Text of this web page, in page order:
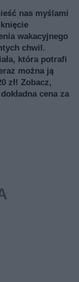
nas myślami
wakacyjnego
chwil.
która potrafi
można ją
zł! Zobacz,
cena za